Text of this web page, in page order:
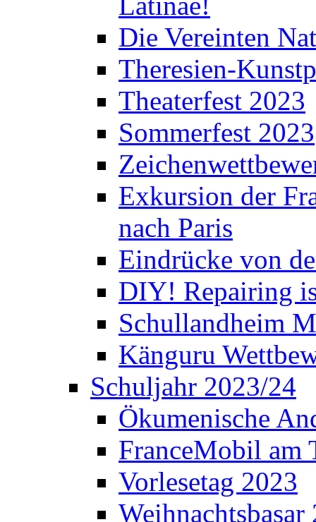
Die Vereinten
Theresien-
Theaterfest 2023
Sommerfest 2023
Exkursion der
nach Paris
Eindrücke von
DIY! Repairing
Schullandheim
Känguru
Schuljahr 2023/24
Ökumenische
FranceMobil am
Vorlesetag 2023
Weihnachtsbasar